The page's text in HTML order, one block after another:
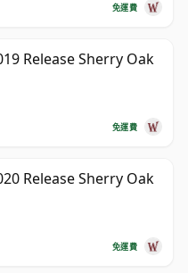
免運費
Release Sherry Oak
免運費
Release Sherry Oak
免運費